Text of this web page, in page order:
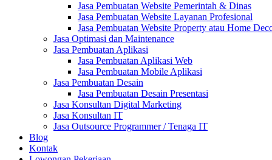
Jasa Pembuatan Website Pemerintah & Dinas
Jasa Pembuatan Website Layanan Profesional
Jasa Pembuatan Website Property atau Home
Jasa Optimasi dan Maintenance
Jasa Pembuatan Aplikasi
Jasa Pembuatan Aplikasi Web
Jasa Pembuatan Mobile Aplikasi
Jasa Pembuatan Desain
Jasa Pembuatan Desain Presentasi
Jasa Konsultan Digital Marketing
Jasa Konsultan IT
Jasa Outsource Programmer / Tenaga IT
Blog
Kontak